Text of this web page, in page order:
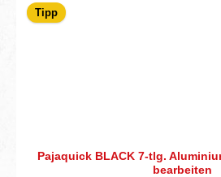
Tipp
Pajaquick BLACK 7-tlg.
bearbeiten